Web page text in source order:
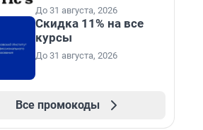
До 31 августа, 2026
Скидка 11% на все
курсы
До 31 августа, 2026
Все промокоды